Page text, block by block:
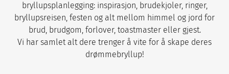
bryllupsplanlegging: inspirasjon, brudekjoler, ringer,
bryllupsreisen, festen og alt mellom himmel og jord for
brud, brudgom, forlover, toastmaster eller gjest.
Vi har samlet alt dere trenger å vite for å skape deres
drømmebryllup!